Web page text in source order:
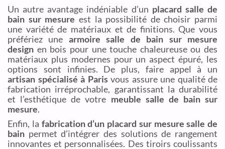
Un autre avantage indéniable d’un placard salle de
bain sur mesure est la possibilité de choisir parmi
une variété de matériaux et de finitions. Que vous
préfériez une armoire salle de bain sur mesure
design en bois pour une touche chaleureuse ou des
matériaux plus modernes pour un aspect épuré, les
options sont infinies. De plus, faire appel à un
artisan spécialisé à Parisvous assure une qualité de
fabrication irréprochable, garantissant la durabilité
et l’esthétique de votre meuble salle de bain sur
mesure.
Enfin, la fabrication d’un placard sur mesure salle de
bain permet d’intégrer des solutions de rangement
innovantes et personnalisées. Des tiroirs coulissants